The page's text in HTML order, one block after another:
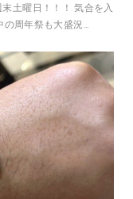
土曜日！！！ 気合を入
周年祭も大盛況